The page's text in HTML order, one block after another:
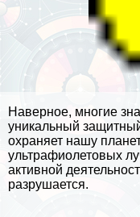
Наверное, многие
уникальный
охраняет нашу
ультрафиолетовых
активной
разрушается.